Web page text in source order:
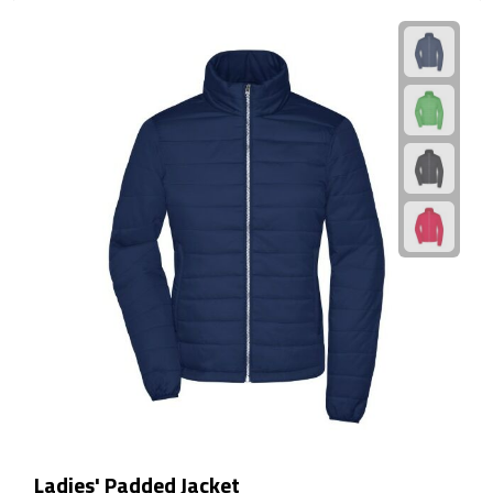
Gezichtsmaskers & mondkapjes
Pillendoosjes
Ladies' Padded Jacket